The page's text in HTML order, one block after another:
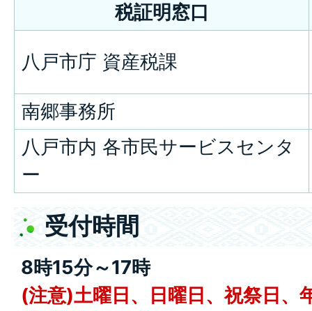
税証明窓口
八戸市庁 資産税課
南郷事務所
八戸市内 各市民サービスセンタ
ー
受付時間
8時15分～17時
(注意)土曜日、日曜日、祝祭日、